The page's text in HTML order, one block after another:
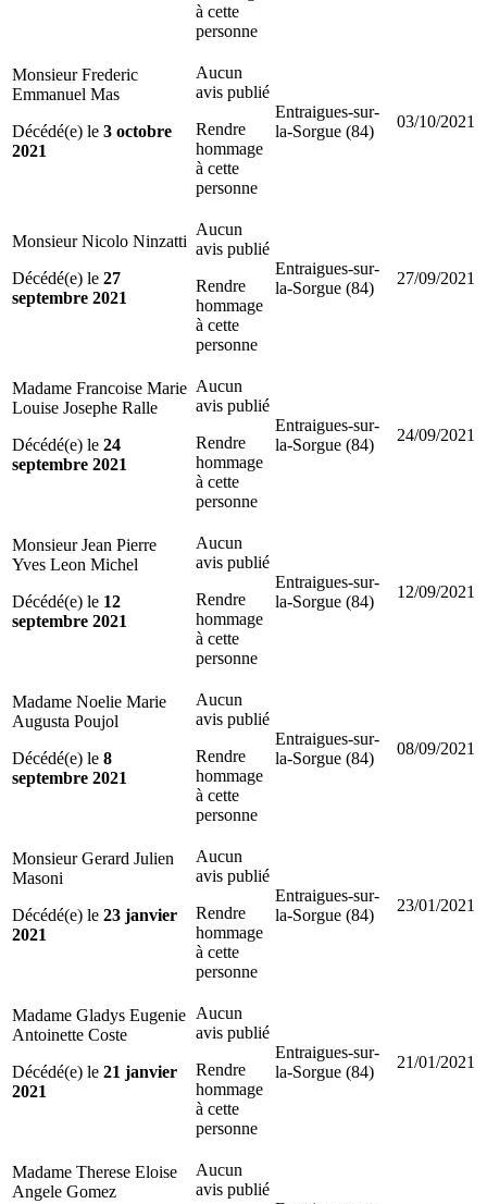
à cette
personne
Monsieur Frederic
Emmanuel Mas
Décédé(e) le 3 octobre
2021
Aucun
avis publié
Rendre
hommage
à cette
personne
Entraigues-sur-
la-Sorgue (84)
03/10/2021
Monsieur Nicolo Ninzatti
Décédé(e) le 27
septembre 2021
Aucun
avis publié
Rendre
hommage
à cette
personne
Entraigues-sur-
la-Sorgue (84)
27/09/2021
Madame Francoise Marie
Louise Josephe Ralle
Décédé(e) le 24
septembre 2021
Aucun
avis publié
Rendre
hommage
à cette
personne
Entraigues-sur-
la-Sorgue (84)
24/09/2021
Monsieur Jean Pierre
Yves Leon Michel
Décédé(e) le 12
septembre 2021
Aucun
avis publié
Rendre
hommage
à cette
personne
Entraigues-sur-
la-Sorgue (84)
12/09/2021
Madame Noelie Marie
Augusta Poujol
Décédé(e) le 8
septembre 2021
Aucun
avis publié
Rendre
hommage
à cette
personne
Entraigues-sur-
la-Sorgue (84)
08/09/2021
Monsieur Gerard Julien
Masoni
Décédé(e) le 23 janvier
2021
Aucun
avis publié
Rendre
hommage
à cette
personne
Entraigues-sur-
la-Sorgue (84)
23/01/2021
Madame Gladys Eugenie
Antoinette Coste
Décédé(e) le 21 janvier
2021
Aucun
avis publié
Rendre
hommage
à cette
personne
Entraigues-sur-
la-Sorgue (84)
21/01/2021
Madame Therese Eloise
Angele Gomez
Aucun
avis publié